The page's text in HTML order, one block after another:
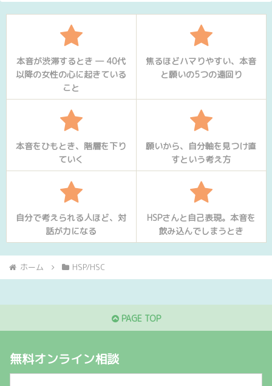
本音が渋滞するとき ― 40代
以降の女性の心に起きている
こと
焦るほどハマりやすい、本音
と願いの5つの遠回り
本音をひもとき、階層を下り
ていく
願いから、自分軸を見つけ直
すという考え方
自分で考えられる人ほど、対
話が力になる
HSPさんと自己表現。本音を
飲み込んでしまうとき
ホーム HSP/HSC
PAGE TOP
無料オンライン相談